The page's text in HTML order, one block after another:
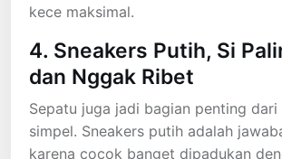
kece maksimal.
4. Sneakers Putih, Si
dan Nggak Ribet
Sepatu juga jadi bagian penting
simpel. Sneakers putih adalah
karena cocok banget dipadukan